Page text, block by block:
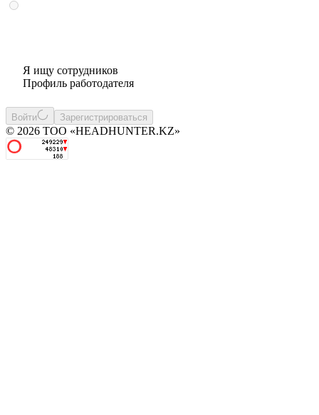
Я ищу сотрудников
Профиль работодателя
Войти Зарегистрироваться
© 2026 ТОО «HEADHUNTER.KZ»